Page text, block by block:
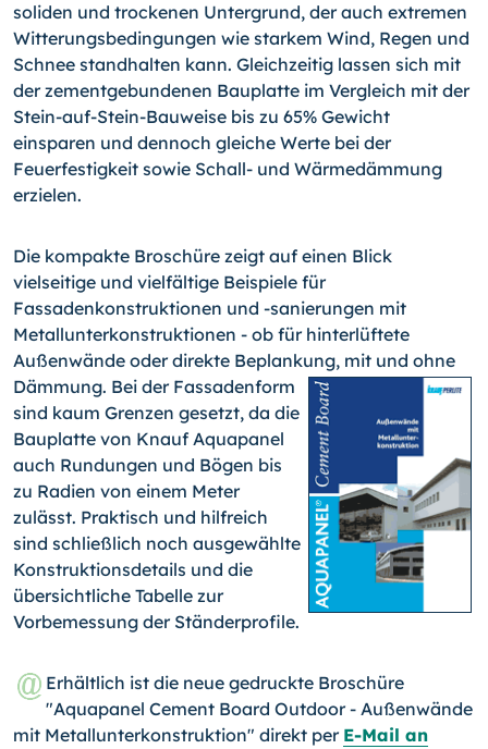
soliden und trockenen Untergrund, der auch extremen
Witterungsbedingungen wie starkem Wind, Regen und
Schnee standhalten kann. Gleichzeitig lassen sich mit
der zementgebundenen Bauplatte im Vergleich mit der
Stein-auf-Stein-Bauweise bis zu 65% Gewicht
einsparen und dennoch gleiche Werte bei der
Feuerfestigkeit sowie Schall- und Wärmedämmung
erzielen.
Die kompakte Broschüre zeigt auf einen Blick
vielseitige und vielfältige Beispiele für
Fassadenkonstruktionen und -sanierungen mit
Metallunterkonstruktionen - ob für hinterlüftete
Außenwände oder direkte Beplankung, mit und ohne
Dämmung. Bei der Fassadenform
sind kaum Grenzen gesetzt, da die
Bauplatte von Knauf Aquapanel
auch Rundungen und Bögen bis
zu Radien von einem Meter
zulässt. Praktisch und hilfreich
sind schließlich noch ausgewählte
Konstruktionsdetails und die
übersichtliche Tabelle zur
Vorbemessung der Ständerprofile.
Erhältlich ist die neue gedruckte Broschüre
"Aquapanel Cement Board Outdoor - Außenwände
mit Metallunterkonstruktion" direkt per E-Mail an